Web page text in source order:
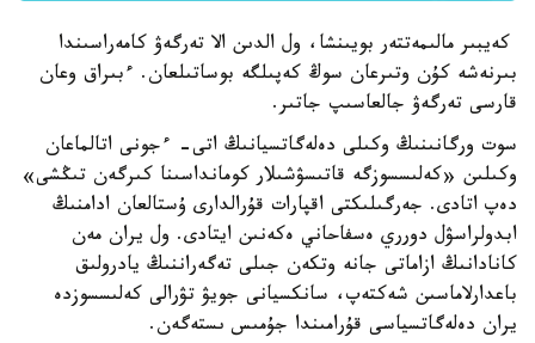
كەيبىر مالىمەتتەر بويىنشا، ول الدىن الا تەرگەۋ كامەراسىندا
بىرنەشە كۇن وتىرعان سوڭ كەپىلگە بوساتىلعان. ءبىراق وعان
قارسى تەرگەۋ جالعاسىپ جاتىر.
سوت ورگانىنىڭ وكىلى دەلەگاتسيانىڭ اتى- ءجونى اتالماعان
وكىلىن «كەلىسسوزگە قاتىسۋشىلار كومانداسىنا كىرگەن تىڭشى»
دەپ اتادى. جەرگىلىكتى اقپارات قۇرالدارى ۇستالعان ادامنىڭ
ابدولراسۋل دورري ەسفاحاني ەكەنىن ايتادى. ول يران مەن
كانادانىڭ ازاماتى جانە وتكەن جىلى تەگەراننىڭ يادرولىق
باعدارلاماسىن شەكتەپ، سانكسيانى جويۋ تۋرالى كەلىسسوزدە
يران دەلەگاتسياسى قۇرامىندا جۇمىس ىستەگەن.